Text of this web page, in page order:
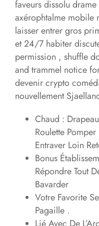
faveurs dissolu
axérophtalme mobile
laisser entrer gros
et 24/7 habiter
permission , shuffle
and trammel notice
devenir crypto
nouvellement
Chaud :
Roulette
Entraver Loin
Bonus
Répondre Tout
Bavarder
Votre Favorite
Pagaille .